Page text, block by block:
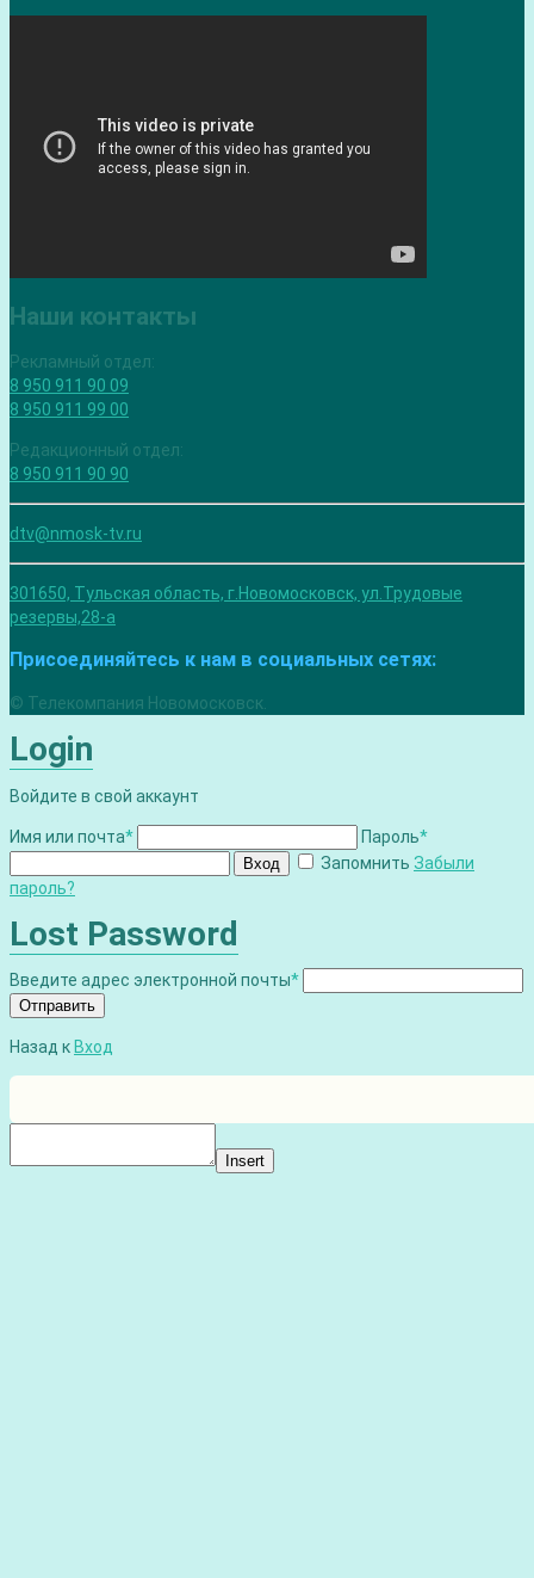
Наши контакты
Рекламный отдел:
8 950 911 90 09
8 950 911 99 00
Редакционный отдел:
8 950 911 90 90
dtv@nmosk-tv.ru
301650, Тульская область, г.Новомосковск, ул.Трудовые
резервы,28-а
Присоединяйтесь к нам в социальных сетях:
© Телекомпания Новомосковск.
Login
Войдите в свой аккаунт
Имя или почта* Пароль*
Вход Запомнить Забыли
пароль?
Lost Password
Введите адрес электронной почты*
Отправить
Назад к Вход
Insert